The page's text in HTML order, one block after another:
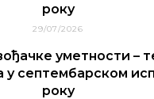
року
29/07/2026
уметности –
у септембарском
року